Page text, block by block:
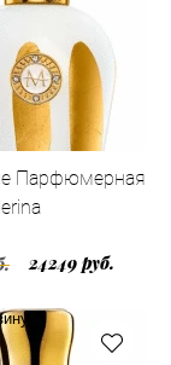
Парфюмерная
24249 руб.